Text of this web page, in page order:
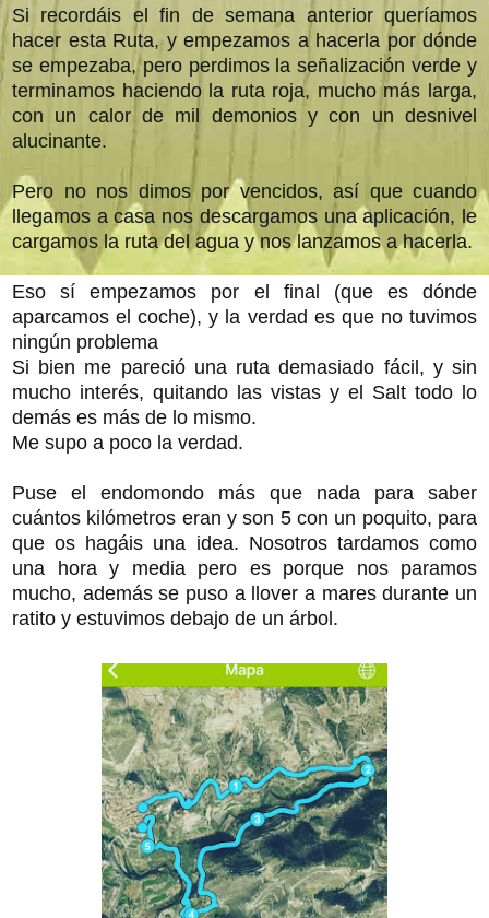
Si recordáis el fin de semana anterior queríamos
hacer esta Ruta, y empezamos a hacerla por dónde
se empezaba, pero perdimos la señalización verde y
terminamos haciendo la ruta roja, mucho más larga,
con un calor de mil demonios y con un desnivel
alucinante.
Pero no nos dimos por vencidos, así que cuando
llegamos a casa nos descargamos una aplicación, le
cargamos la ruta del agua y nos lanzamos a hacerla.
Eso sí empezamos por el final (que es dónde
aparcamos el coche), y la verdad es que no tuvimos
ningún problema
Si bien me pareció una ruta demasiado fácil, y sin
mucho interés, quitando las vistas y el Salt todo lo
demás es más de lo mismo.
Me supo a poco la verdad.
Puse el endomondo más que nada para saber
cuántos kilómetros eran y son 5 con un poquito, para
que os hagáis una idea. Nosotros tardamos como
una hora y media pero es porque nos paramos
mucho, además se puso a llover a mares durante un
ratito y estuvimos debajo de un árbol.